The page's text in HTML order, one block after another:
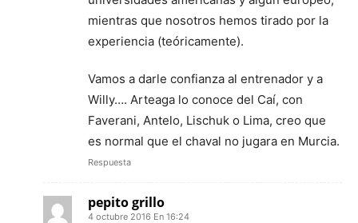
mientras que nosotros hemos tirado por la
experiencia (teóricamente).
Vamos a darle confianza al entrenador y a
Willy…. Arteaga lo conoce del Caí, con
Faverani, Antelo, Lischuk o Lima, creo que
es normal que el chaval no jugara en Murcia.
Respuesta
pepito grillo
4 octubre 2016 En 16:24